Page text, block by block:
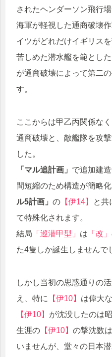
されたヘンダーソン飛行場
海軍が軽視した通商破壊
イツがどれだけイギリス
苦しめた潜水艦を範とし
が通商破壊によって第二
す。
ここからは甲乙丙関係な
通商破壊と、敵艦隊を攻
した。
「マル追計画」 で追加建
間短縮のため構造が簡略化
ル5計画」 の 【伊14】 と共
て特殊化されます。
結局 「巡潜甲型」 は 「改」
た4隻しか誕生しませんで
しかし当初の思惑通りの
え、特に
【伊10】 は偉大
【伊10】 が沈没したのは
生涯の 【伊10】 の撃沈数
いませんが、堂々の日本